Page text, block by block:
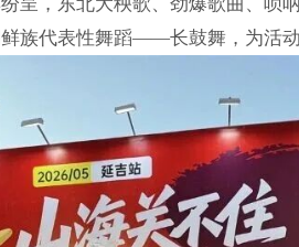
族代表性舞蹈——长鼓舞，为活动